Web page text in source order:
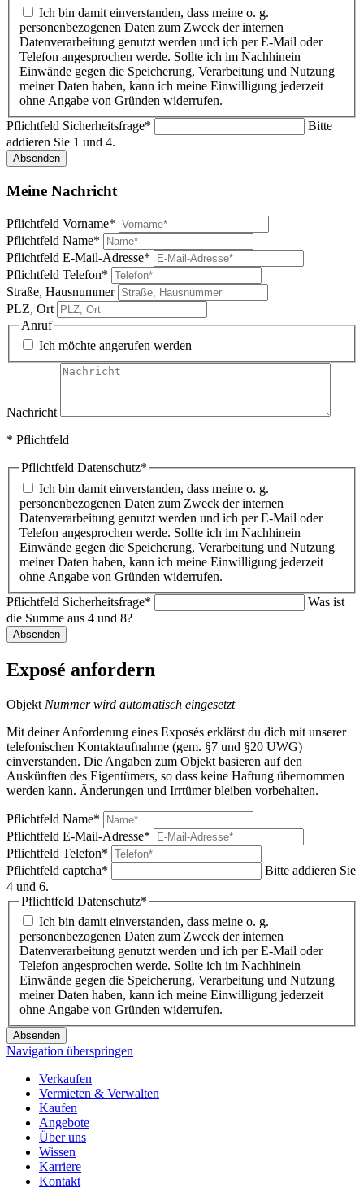
Ich bin damit einverstanden, dass meine o. g.
personenbezogenen Daten zum Zweck der internen
Datenverarbeitung genutzt werden und ich per E-Mail oder
Telefon angesprochen werde. Sollte ich im Nachhinein
Einwände gegen die Speicherung, Verarbeitung und Nutzung
meiner Daten haben, kann ich meine Einwilligung jederzeit
ohne Angabe von Gründen widerrufen.
Pflichtfeld Sicherheitsfrage*
Bitte
addieren Sie 1 und 4.
Absenden
Meine Nachricht
Pflichtfeld Vorname*
Pflichtfeld Name*
Pflichtfeld E-Mail-Adresse*
Pflichtfeld Telefon*
Straße, Hausnummer
PLZ, Ort
Anruf
Ich möchte angerufen werden
Nachricht
* Pflichtfeld
Pflichtfeld Datenschutz*
Ich bin damit einverstanden, dass meine o. g.
personenbezogenen Daten zum Zweck der internen
Datenverarbeitung genutzt werden und ich per E-Mail oder
Telefon angesprochen werde. Sollte ich im Nachhinein
Einwände gegen die Speicherung, Verarbeitung und Nutzung
meiner Daten haben, kann ich meine Einwilligung jederzeit
ohne Angabe von Gründen widerrufen.
Pflichtfeld Sicherheitsfrage*
Was ist
die Summe aus 4 und 8?
Absenden
Exposé anfordern
Objekt Nummer wird automatisch eingesetzt
Mit deiner Anforderung eines Exposés erklärst du dich mit unserer
telefonischen Kontaktaufnahme (gem. §7 und §20 UWG)
einverstanden. Die Angaben zum Objekt basieren auf den
Auskünften des Eigentümers, so dass keine Haftung übernommen
werden kann. Änderungen und Irrtümer bleiben vorbehalten.
Pflichtfeld Name*
Pflichtfeld E-Mail-Adresse*
Pflichtfeld Telefon*
Pflichtfeld captcha*
Bitte addieren Sie
4 und 6.
Pflichtfeld Datenschutz*
Ich bin damit einverstanden, dass meine o. g.
personenbezogenen Daten zum Zweck der internen
Datenverarbeitung genutzt werden und ich per E-Mail oder
Telefon angesprochen werde. Sollte ich im Nachhinein
Einwände gegen die Speicherung, Verarbeitung und Nutzung
meiner Daten haben, kann ich meine Einwilligung jederzeit
ohne Angabe von Gründen widerrufen.
Absenden
Navigation überspringen
Verkaufen
Vermieten & Verwalten
Kaufen
Angebote
Über uns
Wissen
Karriere
Kontakt